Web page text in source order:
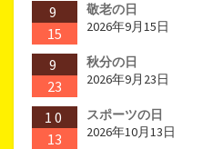
9
15
敬老の日
2026年9月15日
9
23
秋分の日
2026年9月23日
10
13
スポーツの日
2026年10月13日